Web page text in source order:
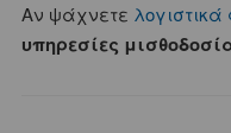
Αν ψάχνετε
υπηρεσίες